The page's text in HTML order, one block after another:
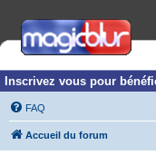
Inscrivez vous pour
FAQ
Accueil du forum